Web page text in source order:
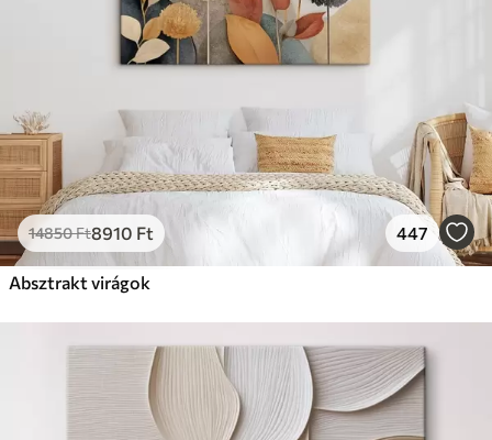
14850Ft8910 Ft 447
Absztrakt virágok